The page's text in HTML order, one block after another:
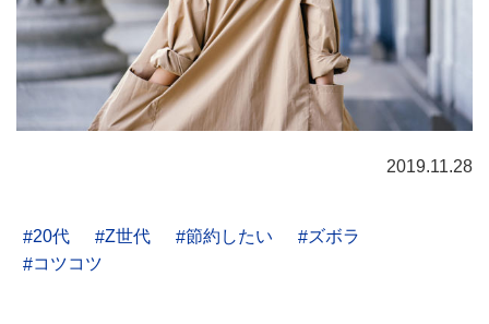
2019.11.28
20代 Z世代 節約したい
ズボラ
コツコツ